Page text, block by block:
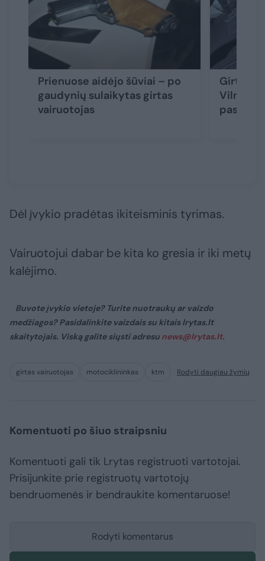
Prienuose aidėjo šūviai – po
gaudynių sulaikytas girtas
vairuotojas
Girtas
Vilniaus
Dėl įvykio pradėtas ikiteisminis tyrimas.
Vairuotojui dabar be kita ko gresia ir iki metų
kalėjimo.
Buvote įvykio vietoje? Turite nuotraukų ar vaizdo
medžiagos? Pasidalinkite vaizdais su kitais lrytas.lt
skaitytojais. Viską galite siųsti adresu news@lrytas.lt.
girtas vairuotojas motociklininkas ktm Rodyti daugiau žymių
Komentuoti po šiuo straipsniu
Komentuoti gali tik Lrytas registruoti vartotojai.
Prisijunkite prie registruotų vartotojų
bendruomenės ir bendraukite komentaruose!
Rodyti komentarus